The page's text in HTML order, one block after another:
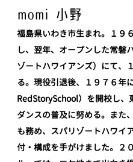
momi 小野
福島県いわき市生まれ。１９
し、翌年、オープンした常磐
ゾートハワイアンズ）にて、
る。現役引退後、１９７６年
RedStorySchool）を開校し
ダンスの普及に努める。また
も務め、スパリゾートハワイ
付・構成を手がけました。２